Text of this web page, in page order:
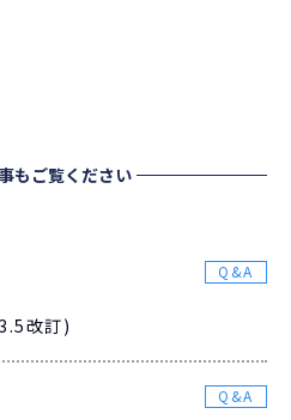
もご覧ください
Q&A
改訂)
Q&A